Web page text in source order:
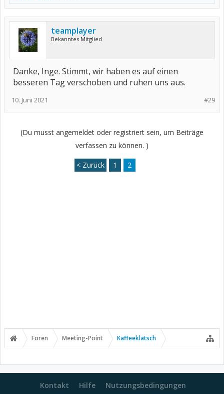
teamplayer
Bekanntes Mitglied
Danke, Inge. Stimmt, wir haben es auf einen
besseren Tag verschoben und ruhen uns aus.
#29
10. Juni 2021
(Du musst angemeldet oder registriert sein, um Beiträge
verfassen zu können. )
< Zurück 1 2
Foren Meeting-Point Kaffeeklatsch
Kontakt Hilfe Nutzungsbedingungen